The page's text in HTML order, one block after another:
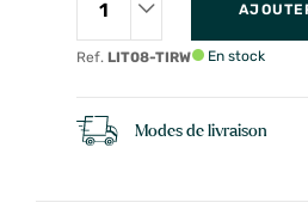
Ref. LIT08-TIRW En stock
Modes de livraison